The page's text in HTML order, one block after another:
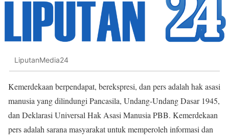
LiputanMedia24
Kemerdekaan berpendapat, berekspresi, dan pers adalah hak asasi
manusia yang dilindungi Pancasila, Undang-Undang Dasar 1945,
dan Deklarasi Universal Hak Asasi Manusia PBB. Kemerdekaan
pers adalah sarana masyarakat untuk memperoleh informasi dan